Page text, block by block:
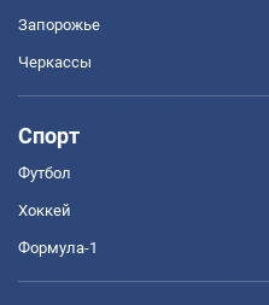
Запорожье
Черкассы
Спорт
Футбол
Хоккей
Формула-1